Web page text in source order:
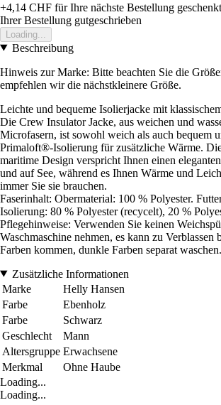
+4,14 CHF für Ihre nächste Bestellung geschenkt
Ihrer Bestellung gutgeschrieben
Loading...
Beschreibung
Hinweis zur Marke: Bitte beachten Sie die
empfehlen wir die nächstkleinere Größe.
Leichte und bequeme Isolierjacke mit
Die Crew Insulator Jacke, aus weichen und
Microfasern, ist sowohl weich als auch bequem
Primaloft®-Isolierung für zusätzliche Wärme.
maritime Design verspricht Ihnen einen
und auf See, während es Ihnen Wärme und
immer Sie sie brauchen.
Faserinhalt: Obermaterial: 100 % Polyester.
Isolierung: 80 % Polyester (recycelt), 20 %
Pflegehinweise: Verwenden Sie keinen
Waschmaschine nehmen, es kann zu Verblassen
Farben kommen, dunkle Farben separat waschen.
Zusätzliche Informationen
Marke
Helly Hansen
Farbe
Ebenholz
Farbe
Schwarz
Geschlecht
Mann
Altersgruppe Erwachsene
Merkmal
Ohne Haube
Loading...
Loading...